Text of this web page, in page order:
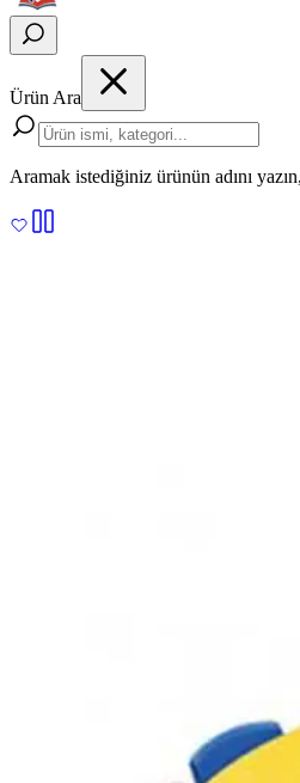
Ürün Ara
Aramak istediğiniz ürünün adını